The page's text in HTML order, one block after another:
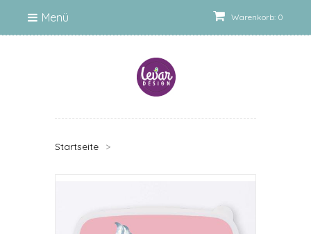
Warenkorb: 0
Menü
Startseite >